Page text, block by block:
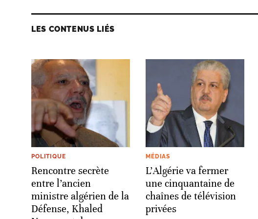
LES CONTENUS LIÉS
POLITIQUE
Rencontre secrète
entre l’ancien
ministre algérien de la
Défense, Khaled
MÉDIAS
L’Algérie va fermer
une cinquantaine de
chaînes de télévision
privées